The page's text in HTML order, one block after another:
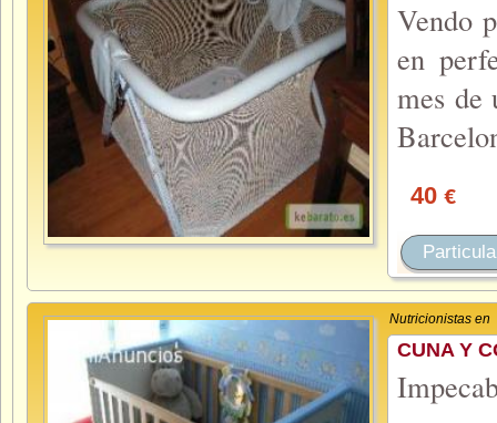
Vendo
en
mes de
40 €
Nutricionistas en
CUNA Y